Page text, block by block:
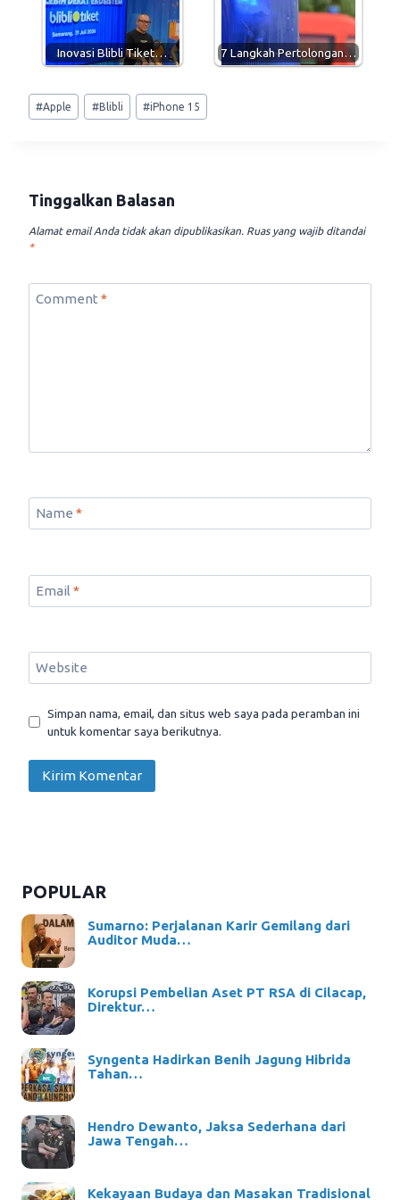
Inovasi Blibli Tiket… 7 Langkah Pertolongan…
Post
Tags:
#Apple #Blibli #iPhone 15
Tinggalkan Balasan
Alamat email Anda tidak akan dipublikasikan. Ruas yang wajib ditandai
*
Comment *
Name *
Email *
Website
Simpan nama, email, dan situs web saya pada peramban ini
untuk komentar saya berikutnya.
POPULAR
Sumarno: Perjalanan Karir Gemilang dari
Auditor Muda…
Korupsi Pembelian Aset PT RSA di Cilacap,
Direktur…
Syngenta Hadirkan Benih Jagung Hibrida
Tahan…
Hendro Dewanto, Jaksa Sederhana dari
Jawa Tengah…
Kekayaan Budaya dan Masakan Tradisional